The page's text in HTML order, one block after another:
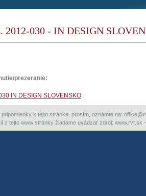
2012-030 - IN DESIGN
prezeranie:
IN DESIGN SLOVENSKO
pripomienky k tejto stránke, prosím, oznámte na:
z tejto www stránky žiadame uvádzať zdroj: www.rvr.sk